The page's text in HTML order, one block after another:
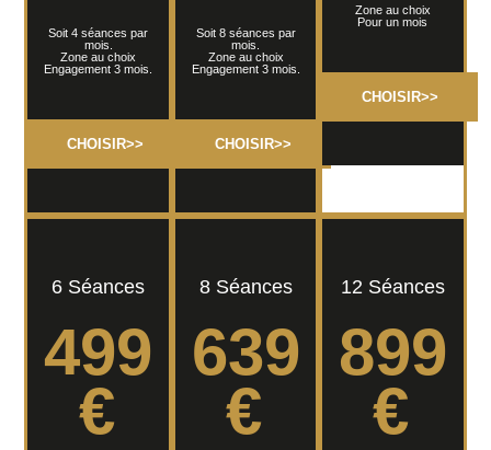
Soit 4 séances par
mois.
Zone au choix
Engagement 3 mois.
CHOISIR>>
Soit 8 séances par
mois.
Zone au choix
Engagement 3 mois.
CHOISIR>>
Zone au choix
Pour un mois
CHOISIR>>
6 Séances
499
€
8 Séances
639
€
12 Séances
899
€